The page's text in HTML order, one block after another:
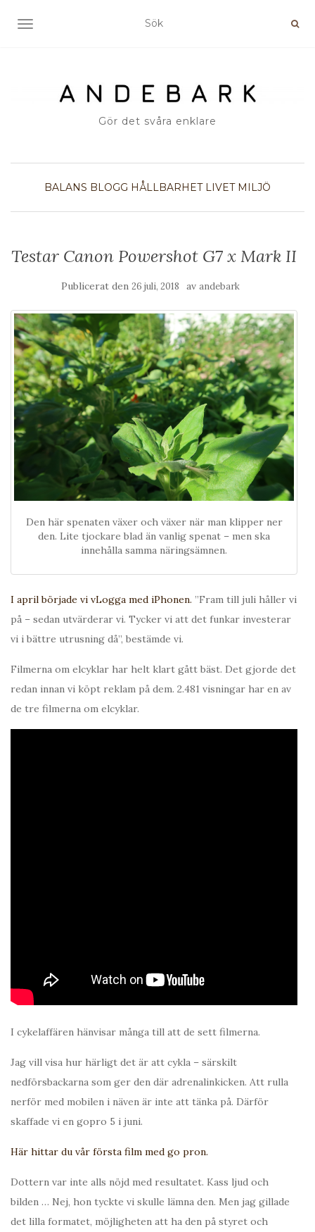
SLÅ PÅ/AV NAVIGERING
Gör det svåra enklare
BALANS BLOGG HÅLLBARHET LIVET MILJÖ
Testar Canon Powershot G7 x Mark II
Publicerat den 26 juli, 2018 av andebark
Den här spenaten växer och växer när man klipper ner
den. Lite tjockare blad än vanlig spenat – men ska
innehålla samma näringsämnen.
I april började vi vLogga med iPhonen. ”Fram till juli håller vi
på – sedan utvärderar vi. Tycker vi att det funkar investerar
vi i bättre utrusning då”, bestämde vi.
Filmerna om elcyklar har helt klart gått bäst. Det gjorde det
redan innan vi köpt reklam på dem. 2.481 visningar har en av
de tre filmerna om elcyklar.
I cykelaffären hänvisar många till att de sett filmerna.
Jag vill visa hur härligt det är att cykla – särskilt
nedförsbackarna som ger den där adrenalinkicken. Att rulla
nerför med mobilen i näven är inte att tänka på. Därför
skaffade vi en gopro 5 i juni.
Här hittar du vår första film med go pron.
Dottern var inte alls nöjd med resultatet. Kass ljud och
bilden … Nej, hon tyckte vi skulle lämna den. Men jag gillade
det lilla formatet, möjligheten att ha den på styret och